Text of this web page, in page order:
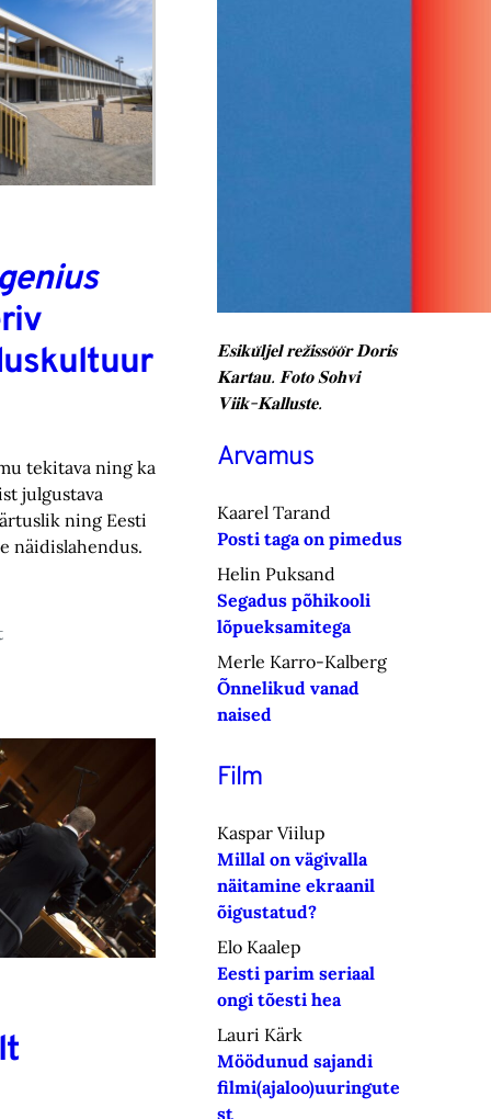
tekitava ning ka
julgustava
ning Eesti
näidislahendus.
𝐄𝐬𝐢𝐤𝐮̈𝐥𝐣𝐞𝐥 𝐫𝐞𝐳̌𝐢𝐬𝐬𝐨̈𝐨̈𝐫 𝐃𝐨𝐫𝐢𝐬
𝐊𝐚𝐫𝐭𝐚𝐮. 𝐅𝐨𝐭𝐨 𝐒𝐨𝐡𝐯𝐢
𝐕𝐢𝐢𝐤-𝐊𝐚𝐥𝐥𝐮𝐬𝐭𝐞.
Arvamus
Kaarel Tarand
Posti taga on pimedus
Helin Puksand
Segadus põhikooli
lõpueksamitega
Merle Karro-Kalberg
Õnnelikud vanad
naised
Film
Kaspar Viilup
Millal on vägivalla
näitamine ekraanil
õigustatud?
Elo Kaalep
Eesti parim seriaal
ongi tõesti hea
Lauri Kärk
Möödunud sajandi
filmi(ajaloo)uuringute
st